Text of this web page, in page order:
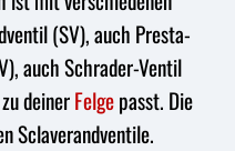
(SV), auch Presta-
auch Schrader-Ventil
deinerFelgepasst. Die
Sclaverandventile.